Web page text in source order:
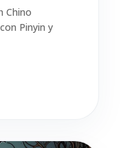
Chino
Pinyin y